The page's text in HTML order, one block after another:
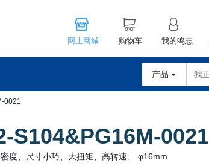
网上商城 购物车 我的鸣志
产品
0021
S104&PG16M-0021
度、尺寸小巧、大扭矩、高转速、 φ16mm